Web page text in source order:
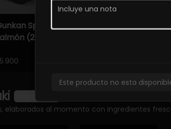
Spicy
(2
Gunkan Tako
elaborados al momento con ingredientes
Este producto no esta